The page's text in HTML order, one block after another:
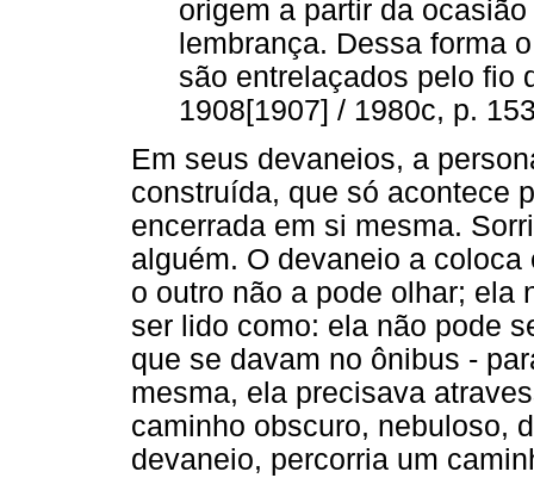
origem a partir da
lembrança. Dessa forma
são entrelaçados pelo fio
1908[1907] / 1980c, p.
Em seus devaneios, a
construída, que só acontece
encerrada em si mesma.
alguém. O devaneio a
o outro não a pode olhar; ela
ser lido como: ela não pode
que se davam no ônibus -
mesma, ela precisava
caminho obscuro, nebuloso,
devaneio, percorria um